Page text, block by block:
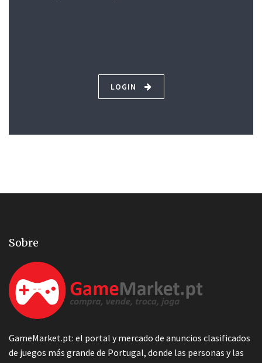
LOGIN
Sobre
GameMarket.pt: el portal y mercado de anuncios clasificados
de juegos más grande de Portugal, donde las personas y las